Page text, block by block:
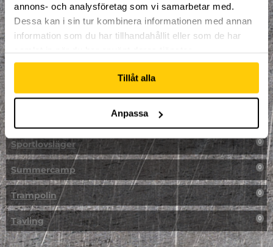
annons- och analysföretag som vi samarbetar med.
Dessa kan i sin tur kombinera informationen med annan
information som du har tillhandahållit eller som de har
Tillåt alla
Anpassa
Parkour
Påsk på Dome
Påsklovsläger 0
Skateboard 0
Sportlovsläger 0
Summercamp 0
Trampolin 0
Tävling 0